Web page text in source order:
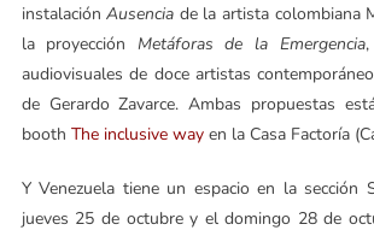
instalaciónAusencia de la artista colombiana
la proyección Metáforas de la Emergencia,
audiovisuales de doce artistas
de Gerardo Zavarce. Ambas propuestas
booth The inclusive wayen la Casa Factoría
Y Venezuela tiene un espacio en la sección
jueves 25 de octubre y el domingo 28 de